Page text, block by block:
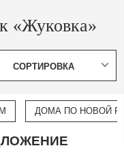
«Жуковка»
СОРТИРОВКА
ДОМА ПО НОВОЙ